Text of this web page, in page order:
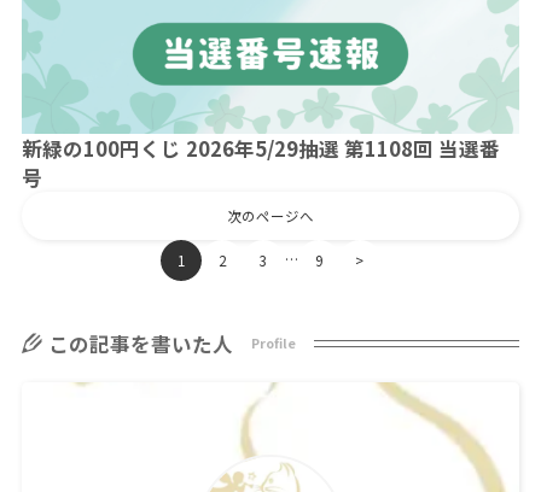
新緑の100円くじ 2026年5/29抽選 第1108回 当選番
号
次のページへ
1 2 3 … 9 >
この記事を書いた人 Profile